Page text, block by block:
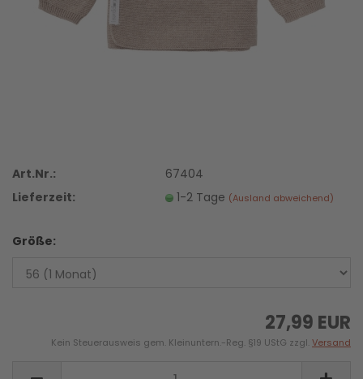
Art.Nr.:
67404
Lieferzeit:
1-2 Tage (Ausland abweichend)
Größe:
27,99 EUR
Kein Steuerausweis gem. Kleinuntern.-Reg. §19 UStG zzgl. Versand